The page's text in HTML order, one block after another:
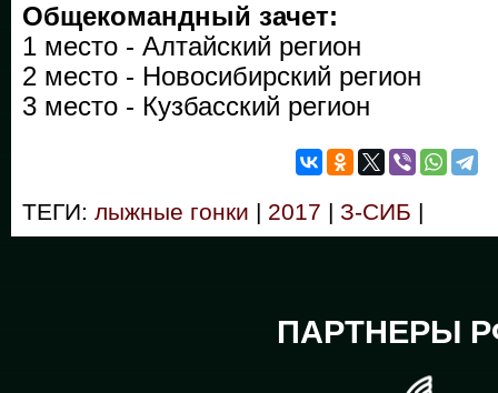
Общекомандный зачет:
1 место - Алтайский регион
2 место - Новосибирский регион
3 место - Кузбасский регион
ТЕГИ: лыжные гонки | 2017 | З-СИБ |
ПАРТНЕРЫ